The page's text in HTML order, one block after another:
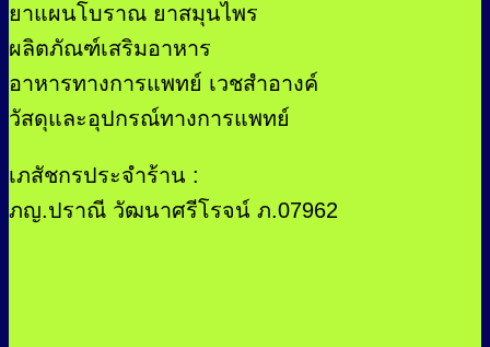
ยาแผนโบราณ ยาสมุนไพร
ผลิตภัณฑ์เสริมอาหาร
อาหารทางการแพทย์ เวชสำอางค์
วัสดุและอุปกรณ์ทางการแพทย์
เภสัชกรประจำร้าน :
ภญ.ปราณี วัฒนาศรีโรจน์ ภ.07962